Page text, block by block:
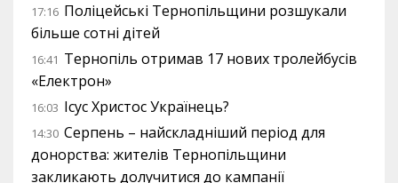
17:16 Поліцейські Тернопільщини розшукали
більше сотні дітей
16:41 Тернопіль отримав 17 нових тролейбусів
«Електрон»
16:03 Ісус Христос Українець?
14:30 Серпень – найскладніший період для
донорства: жителів Тернопільщини
закликають долучитися до кампанії